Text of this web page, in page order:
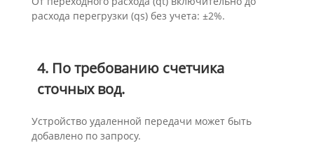
расхода перегрузки (qs) без учета: ±2%.
4. По требованию счетчика
сточных вод.
Устройство удаленной передачи может быть
добавлено по запросу.